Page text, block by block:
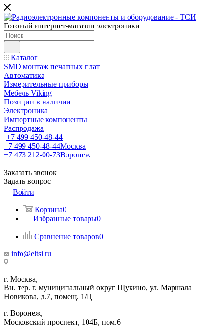
Готовый интернет-магазин электроники
Каталог
SMD монтаж печатных плат
Автоматика
Измерительные приборы
Мебель Viking
Позиции в наличии
Электроника
Импортные компоненты
Распродажа
+7 499 450-48-44
+7 499 450-48-44Москва
+7 473 212-00-73Воронеж
Заказать звонок
Задать вопрос
Войти
Корзина0
Избранные товары0
Сравнение товаров0
info@eltsi.ru
г. Москва,
Вн. тер. г. муниципальный округ Щукино, ул. Маршала
Новикова, д.7, помещ. 1/Ц
г. Воронеж,
​Московский проспект, 104Б, пом.6